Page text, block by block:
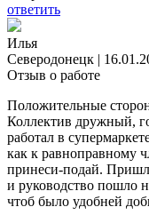
ответить
Илья
Северодонецк |
Отзыв о работе
Положительные
Коллектив дружный,
работал в
как к равноправному
принеси-подай.
и руководство пошло
чтоб было удобней